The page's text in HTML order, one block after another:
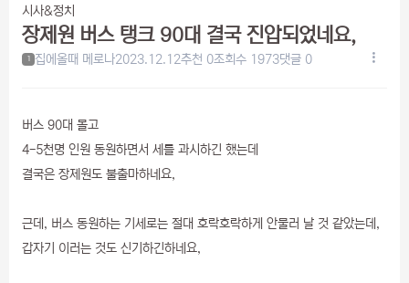
시사&정치
장제원 버스 탱크 90대 결국 진압되었네요,
1 집에올때 메로나2023.12.12추천 0조회수 1973댓글 0
버스 90대 몰고
4-5천명 인원 동원하면서 세를 과시하긴 했는데
결국은 장제원도 불출마하네요,
근데, 버스 동원하는 기세로는 절대 호락호락하게 안물러 날 것 같았는데,
갑자기 이러는 것도 신기하긴하네요,